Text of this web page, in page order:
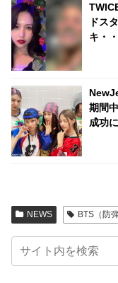
ドス
キ・
期間
成功
NEWS BTS（防